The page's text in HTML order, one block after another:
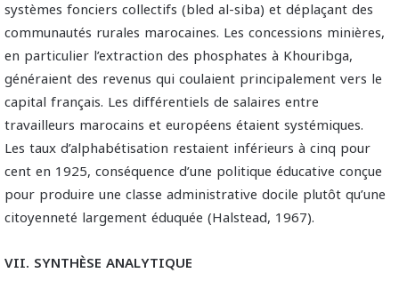
systèmes fonciers collectifs (bled al-siba) et déplaçant des
communautés rurales marocaines. Les concessions minières,
en particulier l’extraction des phosphates à Khouribga,
généraient des revenus qui coulaient principalement vers le
capital français. Les différentiels de salaires entre
travailleurs marocains et européens étaient systémiques.
Les taux d’alphabétisation restaient inférieurs à cinq pour
cent en 1925, conséquence d’une politique éducative conçue
pour produire une classe administrative docile plutôt qu’une
citoyenneté largement éduquée (Halstead, 1967).
VII. SYNTHÈSE ANALYTIQUE